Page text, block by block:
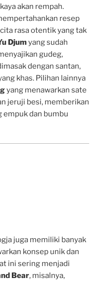
akan rempah.
resep
rasa otentik yang tak
Djumyang sudah
gudeg,
dengan santan,
khas. Pilihan lainnya
yang menawarkan sate
jeruji besi, memberikan
empuk dan bumbu
juga memiliki banyak
konsep unik dan
ini sering menjadi
Bear, misalnya,